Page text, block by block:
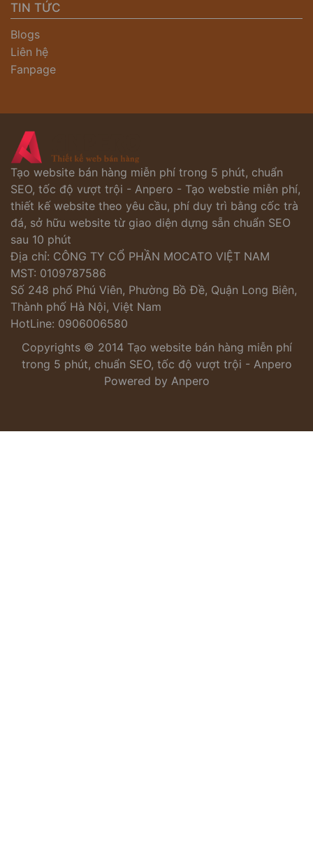
TIN TỨC
Blogs
Liên hệ
Fanpage
Tạo website bán hàng miễn phí trong 5 phút, chuẩn
SEO, tốc độ vượt trội - Anpero - Tạo webstie miễn phí,
thiết kế website theo yêu cầu, phí duy trì bằng cốc trà
đá, sở hữu website từ giao diện dựng sẵn chuẩn SEO
sau 10 phút
Địa chỉ: CÔNG TY CỔ PHẦN MOCATO VIỆT NAM
MST: 0109787586
Số 248 phố Phú Viên, Phường Bồ Đề, Quận Long Biên,
Thành phố Hà Nội, Việt Nam
HotLine: 0906006580
Copyrights © 2014 Tạo website bán hàng miễn phí
trong 5 phút, chuẩn SEO, tốc độ vượt trội - Anpero
Powered by Anpero